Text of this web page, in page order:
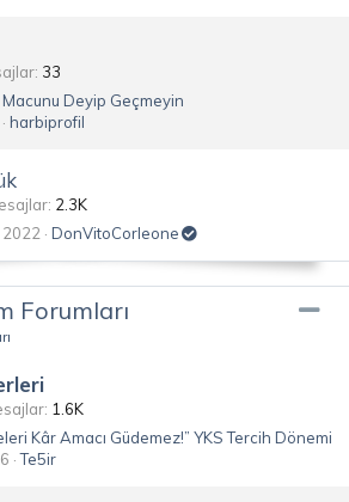
33
Macunu Deyip Geçmeyin
harbiprofil
2.3K
2022 DonVitoCorleone
Forumları
1.6K
Kâr Amacı Güdemez!” YKS Tercih Dönemi
Te5ir